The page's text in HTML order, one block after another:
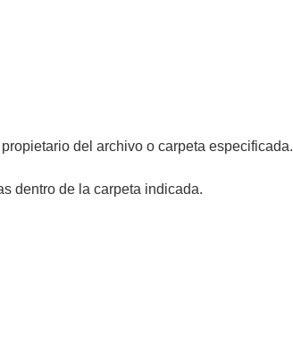
del archivo o carpeta especificada.
dentro de la carpeta indicada.